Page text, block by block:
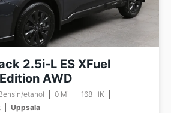
2.5i-L ES XFuel
AWD
etanol 0 Mil
168 HK
Uppsala